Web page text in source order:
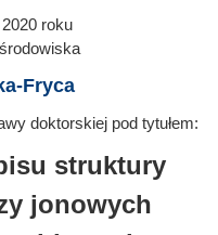
roku
Fryca
doktorskiej pod tytułem:
struktury
jonowych